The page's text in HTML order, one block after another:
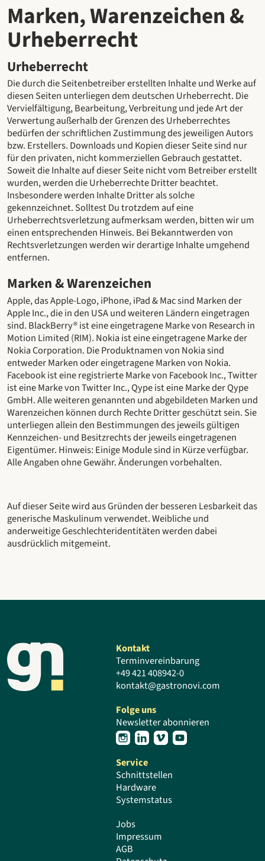
Marken, Warenzeichen &
Urheberrecht
Urheberrecht
Die durch die Seitenbetreiber erstellten Inhalte und Werke auf
diesen Seiten unterliegen dem deutschen Urheberrecht. Die
Vervielfältigung, Bearbeitung, Verbreitung und jede Art der
Verwertung außerhalb der Grenzen des Urheberrechtes
bedürfen der schriftlichen Zustimmung des jeweiligen Autors
bzw. Erstellers. Downloads und Kopien dieser Seite sind nur
für den privaten, nicht kommerziellen Gebrauch gestattet.
Soweit die Inhalte auf dieser Seite nicht vom Betreiber erstellt
wurden, werden die Urheberrechte Dritter beachtet.
Insbesondere werden Inhalte Dritter als solche
gekennzeichnet. Solltest Du trotzdem auf eine
Urheberrechtsverletzung aufmerksam werden, bitten wir um
einen entsprechenden Hinweis. Bei Bekanntwerden von
Rechtsverletzungen werden wir derartige Inhalte umgehend
entfernen.
Marken & Warenzeichen
Apple, das Apple-Logo, iPhone, iPad & Mac sind Marken der
Apple Inc., die in den USA und weiteren Ländern eingetragen
sind. BlackBerry® ist eine eingetragene Marke von Research in
Motion Limited (RIM). Nokia ist eine eingetragene Marke der
Nokia Corporation. Die Produktnamen von Nokia sind
entweder Marken oder eingetragene Marken von Nokia.
Facebook ist eine registrierte Marke von Facebook Inc., Twitter
ist eine Marke von Twitter Inc., Qype ist eine Marke der Qype
GmbH. Alle weiteren genannten und abgebildeten Marken und
Warenzeichen können durch Rechte Dritter geschützt sein. Sie
unterliegen allein den Bestimmungen des jeweils gültigen
Kennzeichen- und Besitzrechts der jeweils eingetragenen
Eigentümer. Hinweis: Einige Module sind in Kürze verfügbar.
Alle Angaben ohne Gewähr. Änderungen vorbehalten.
Auf dieser Seite wird aus Gründen der besseren Lesbarkeit das
generische Maskulinum verwendet. Weibliche und
anderweitige Geschlechteridentitäten werden dabei
ausdrücklich mitgemeint.
Kontakt
Terminvereinbarung
+49 421 408942-0
kontakt@gastronovi.com
Folge uns
Newsletter abonnieren
Service
Schnittstellen
Hardware
Systemstatus
Jobs
Impressum
AGB